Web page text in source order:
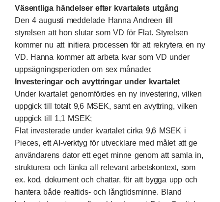
Väsentliga händelser efter kvartalets utgång
Den 4 augusti meddelade Hanna Andreen till
styrelsen att hon slutar som VD för Flat. Styrelsen
kommer nu att initiera processen för att rekrytera en ny
VD. Hanna kommer att arbeta kvar som VD under
uppsägningsperioden om sex månader.
Investeringar och avyttringar under kvartalet
Under kvartalet genomfördes en ny investering, vilken
uppgick till totalt 9,6 MSEK, samt en avyttring, vilken
uppgick till 1,1 MSEK;
Flat investerade under kvartalet cirka 9,6 MSEK i
Pieces, ett AI-verktyg för utvecklare med målet att ge
användarens dator ett eget minne genom att samla in,
strukturera och länka all relevant arbetskontext, som
ex. kod, dokument och chattar, för att bygga upp och
hantera både realtids- och långtidsminne. Bland